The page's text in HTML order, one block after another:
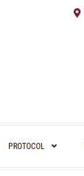
PROTOCOL